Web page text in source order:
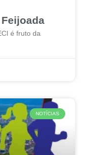
é fruto da
NOTÍCIAS